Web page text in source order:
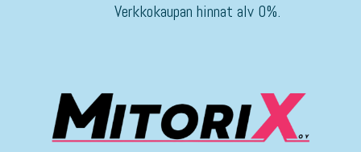
Verkkokaupan hinnat alv 0%.